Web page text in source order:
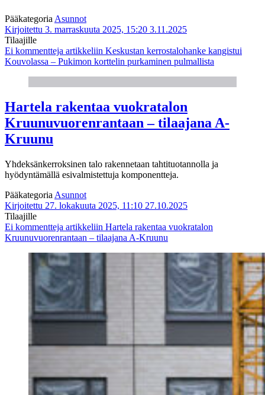
Pääkategoria Asunnot
Kirjoitettu 3. marraskuuta 2025, 15:20 3.11.2025
Tilaajille
Ei kommentteja artikkeliin Keskustan kerrostalohanke kangistui
Kouvolassa – Pukimon korttelin purkaminen pulmallista
Hartela rakentaa vuokratalon
Kruunuvuorenrantaan – tilaajana A-
Kruunu
Yhdeksänkerroksinen talo rakennetaan tahtituotannolla ja
hyödyntämällä esivalmistettuja komponentteja.
Pääkategoria Asunnot
Kirjoitettu 27. lokakuuta 2025, 11:10 27.10.2025
Tilaajille
Ei kommentteja artikkeliin Hartela rakentaa vuokratalon
Kruunuvuorenrantaan – tilaajana A-Kruunu